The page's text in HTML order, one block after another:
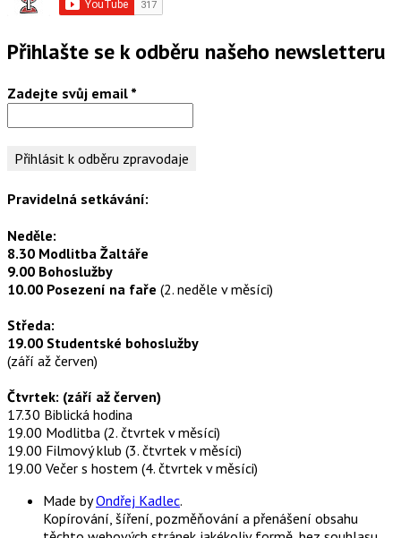
Přihlašte se k odběru našeho newsletteru
Zadejte svůj email *
Pravidelná setkávání:
Neděle:
8.30 Modlitba Žaltáře
9.00 Bohoslužby
10.00 Posezení na faře (2. neděle v měsíci)
Středa:
19.00 Studentské bohoslužby
(září až červen)
Čtvrtek: (září až červen)
17.30 Biblická hodina
19.00 Modlitba (2. čtvrtek v měsíci)
19.00 Filmový klub (3. čtvrtek v měsíci)
19.00 Večer s hostem (4. čtvrtek v měsíci)
Made byOndřej Kadlec.
Kopírování, šíření, pozměňování a přenášení obsahu